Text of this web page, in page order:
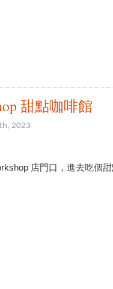
甜點咖啡館
2023
店門口，進去吃個